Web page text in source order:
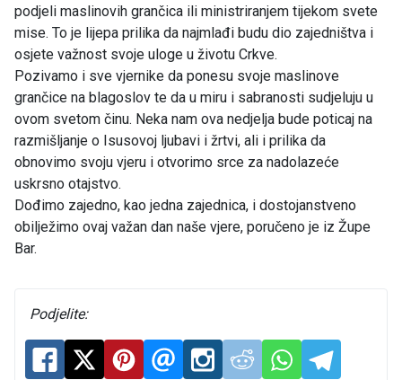
podjeli maslinovih grančica ili ministriranjem tijekom svete
mise. To je lijepa prilika da najmlađi budu dio zajedništva i
osjete važnost svoje uloge u životu Crkve.
Pozivamo i sve vjernike da ponesu svoje maslinove
grančice na blagoslov te da u miru i sabranosti sudjeluju u
ovom svetom činu. Neka nam ova nedjelja bude poticaj na
razmišljanje o Isusovoj ljubavi i žrtvi, ali i prilika da
obnovimo svoju vjeru i otvorimo srce za nadolazeće
uskrsno otajstvo.
Dođimo zajedno, kao jedna zajednica, i dostojanstveno
obilježimo ovaj važan dan naše vjere, poručeno je iz Župe
Bar.
Podjelite: